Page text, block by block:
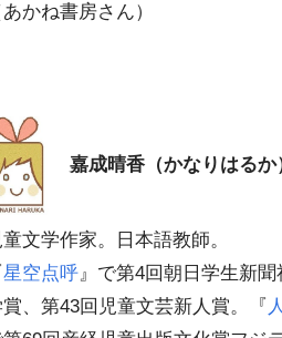
あかね書房さん）
嘉成晴香（かなりはるか
童文学作家。日本語教師。
星空点呼』で第4回朝日学生新聞
、第43回児童文芸新人賞。『